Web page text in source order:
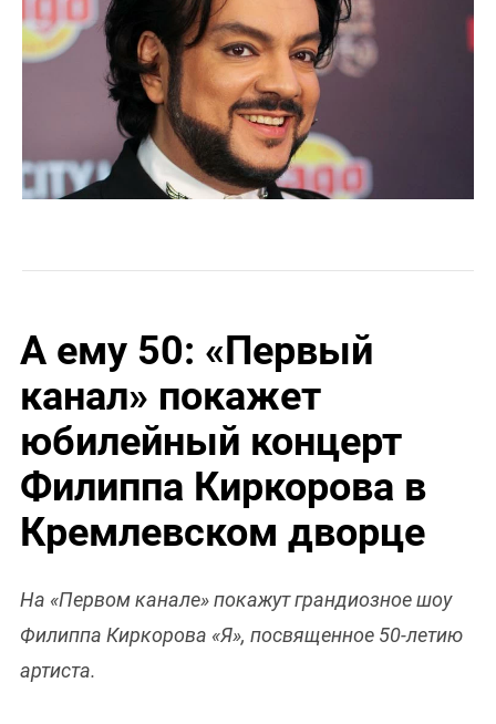
А ему 50: «Первый
канал» покажет
юбилейный концерт
Филиппа Киркорова в
Кремлевском дворце
На «Первом канале» покажут грандиозное шоу
Филиппа Киркорова «Я», посвященное 50-летию
артиста.